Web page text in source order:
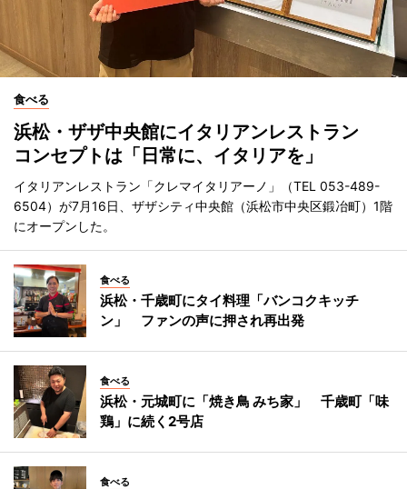
食べる
浜松・ザザ中央館にイタリアンレストラン
コンセプトは「日常に、イタリアを」
イタリアンレストラン「クレマイタリアーノ」（TEL 053-489-
6504）が7月16日、ザザシティ中央館（浜松市中央区鍛冶町）1階
にオープンした。
食べる
浜松・千歳町にタイ料理「バンコクキッチ
ン」 ファンの声に押され再出発
食べる
浜松・元城町に「焼き鳥 みち家」 千歳町「味
鶏」に続く2号店
食べる